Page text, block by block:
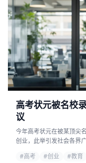
高考状元被名校
议
今年高考状元在被某顶尖
创业，此举引发社会各界
#高考
#创业
#教育